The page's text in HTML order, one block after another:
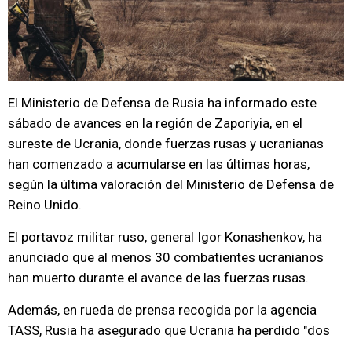
El Ministerio de Defensa de Rusia ha informado este
sábado de avances en la región de Zaporiyia, en el
sureste de Ucrania, donde fuerzas rusas y ucranianas
han comenzado a acumularse en las últimas horas,
según la última valoración del Ministerio de Defensa de
Reino Unido.
El portavoz militar ruso, general Igor Konashenkov, ha
anunciado que al menos 30 combatientes ucranianos
han muerto durante el avance de las fuerzas rusas.
Además, en rueda de prensa recogida por la agencia
TASS, Rusia ha asegurado que Ucrania ha perdido "dos